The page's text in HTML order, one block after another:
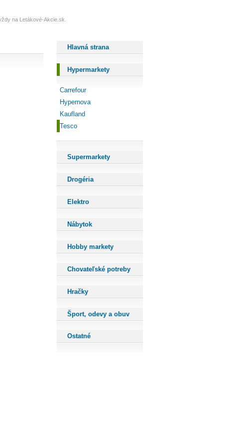
na Letákové-Akcie.sk.
Hlavná strana
Hypermarkety
Carrefour
Hypernova
Kaufland
Tesco
Supermarkety
Drogéria
Elektro
Nábytok
Hobby markety
Chovateľské potreby
Hračky
Šport, odevy a obuv
Ostatné